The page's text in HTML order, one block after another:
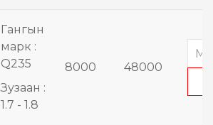
Гангын
марк :
Q235
Зузаан :
1.7 - 1.8
8000 48000